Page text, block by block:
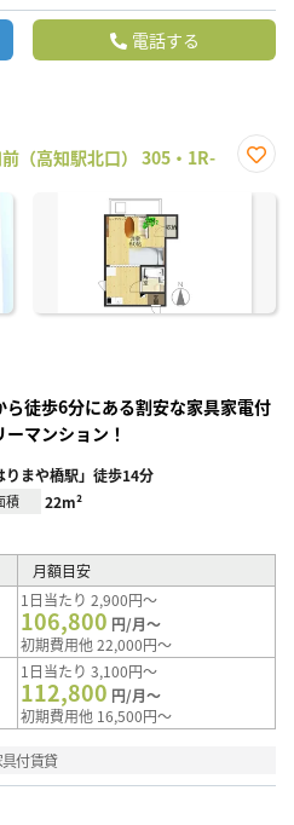
電話する
（高知駅北口） 305・1R-
に入
ら徒歩6分にある割安な家具家電付
マンション！
りまや橋駅」徒歩14分
積 22m²
月額目安
1日当たり 2,900円～
106,800 円/月～
初期費用他 22,000円～
1日当たり 3,100円～
112,800 円/月～
初期費用他 16,500円～
具付賃貸